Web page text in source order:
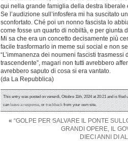
qui nella grande famiglia della destra liberale
Se l’audizione sull’infosfera mi ha suscitato
sconfortato. Ché poi un nonno fascista lo
come fosse un quarto di nobiltà, e per giunta
Mi sa che era un concetto decisamente più
facile trasformarlo in meme sui social e non
“L’immanenza dei noumeni fascisti
trascendente”, magari non tutti avrebbero
avrebbero saputo di cosa si era vantato.
(da La Repubblica)
This entry was posted on venerdì, Ottobre 11th, 2024 at 20:21 and is filed
canleave a response, ortrackbackfrom your own site.
« “GOLPE PER SALVARE IL PONTE
GRANDI OPERE, IL
DIECI ANNI DI